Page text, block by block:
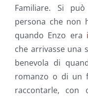
Familiare. Si
persona che non
quando Enzo era
che arrivasse una
benevola di
romanzo o di un
raccontarle, con